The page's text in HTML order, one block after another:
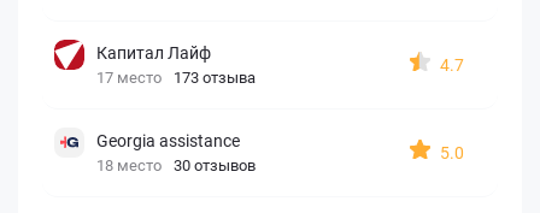
Капитал Лайф
17 место 173 отзыва
4.7
Georgia assistance
18 место 30 отзывов
5.0